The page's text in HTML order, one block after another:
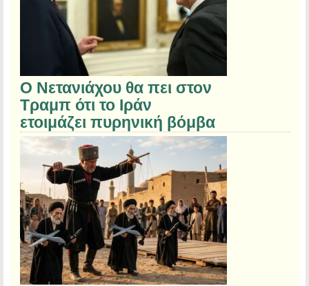
Ο Νετανιάχου θα πει στον
Τραμπ ότι το Ιράν
ετοιμάζει πυρηνική βόμβα